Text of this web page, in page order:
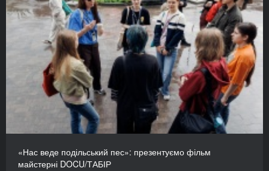
«Нас веде подільський пес»: презентуємо фільм
майстерні DOCU/ТАБІР